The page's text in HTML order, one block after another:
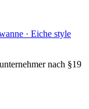
· Eiche style
nach §19